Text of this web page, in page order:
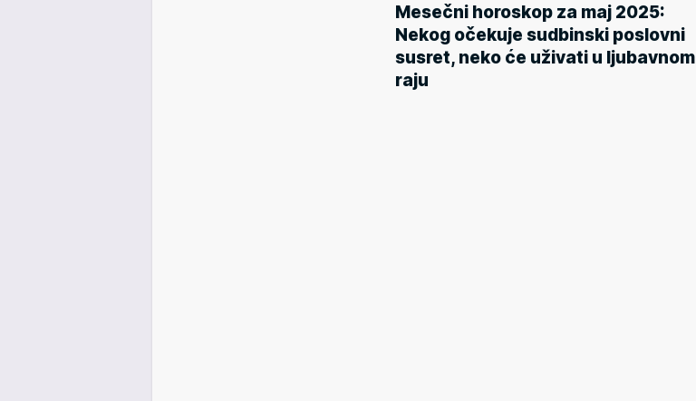
Mesečni horoskop za maj 2025:
Nekog očekuje sudbinski poslovni
susret, neko će uživati u ljubavnom
raju